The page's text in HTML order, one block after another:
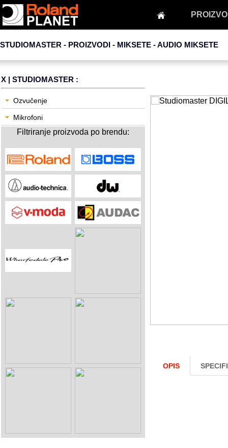
STUDIOMASTER - PROIZVODI - MIKSETE -AUDIO MIKSETE
X | STUDIOMASTER :
Ozvučenje
Mikrofoni
Filtriranje proizvoda po brendu:
OPIS